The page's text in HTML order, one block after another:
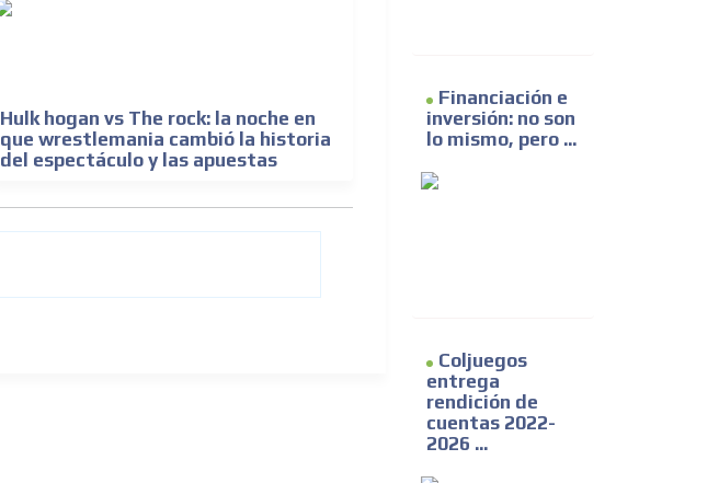
Hulk hogan vs The rock: la noche en
que wrestlemania cambió la historia
del espectáculo y las apuestas
Financiación e
inversión: no son
lo mismo, pero ...
Coljuegos
entrega
rendición de
cuentas 2022-
2026 ...